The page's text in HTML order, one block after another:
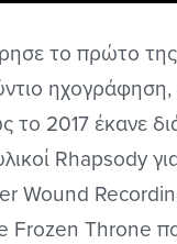
το πρώτο
2017 έκανε
Rhapsody
Wound
Frozen Throne